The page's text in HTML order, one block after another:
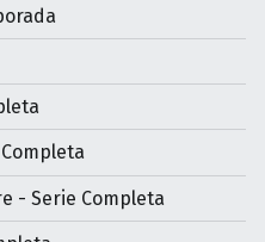
- Serie Completa